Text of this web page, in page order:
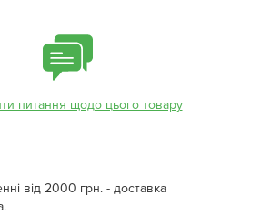
питання щодо цього товару
від 2000 грн. - доставка